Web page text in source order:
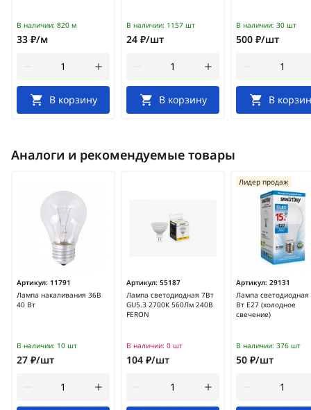
В наличии: 820 м
33 ₽/м
В корзину
В наличии: 1157 шт
24 ₽/шт
В корзину
В наличии: 30 шт
500 ₽/шт
В
Аналоги и рекомендуемые товары
Артикул: 11791
Лампа накаливания 36В
40 Вт
В наличии: 10 шт
27 ₽/шт
Артикул: 55187
Лампа светодиодная 7Вт
GU5.3 2700К 560Лм 240В
FERON
В наличии: 0 шт
104 ₽/шт
Артикул: 29131
Лампа светодиодная
Вт E27 (холодное
свечение)
Лидер продаж
В наличии: 376 шт
50 ₽/шт